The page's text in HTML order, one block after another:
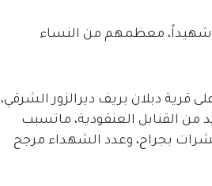
شهدت قرية دبلان بريف دير الزور مجزرة مروعة راح ضحيتها أكثر 15 شهيداً، معظمهم من النساء
قرية دبلان بريف ديرالزور الشرقي،
القنابل العنقودية، ماتسبب
العشرات بجراح، وعدد الشهداء مرجح